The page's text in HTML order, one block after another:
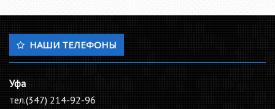
НАШИ ТЕЛЕФОНЫ
Уфа
тел.(347) 214-92-96